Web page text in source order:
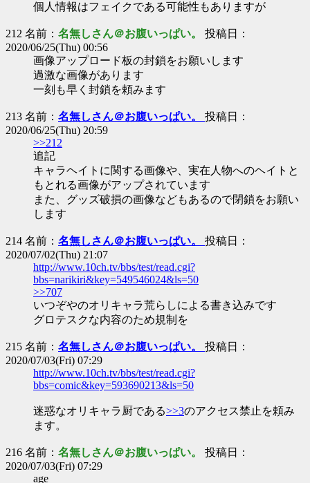
個人情報はフェイクである可能性もありますが
212 名前： 名無しさん＠お腹いっぱい。 投稿日：
2020/06/25(Thu) 00:56
画像アップロード板の封鎖をお願いします
過激な画像があります
一刻も早く封鎖を頼みます
213 名前： 名無しさん＠お腹いっぱい。 投稿日：
2020/06/25(Thu) 20:59
>>212
追記
キャラヘイトに関する画像や、実在人物へのヘイトと
もとれる画像がアップされています
また、グッズ破損の画像などもあるので閉鎖をお願い
します
214 名前： 名無しさん＠お腹いっぱい。 投稿日：
2020/07/02(Thu) 21:07
http://www.10ch.tv/bbs/test/read.cgi?
bbs=narikiri&key=549546024&ls=50
>>707
いつぞやのオリキャラ荒らしによる書き込みです
グロテスクな内容のため規制を
215 名前： 名無しさん＠お腹いっぱい。 投稿日：
2020/07/03(Fri) 07:29
http://www.10ch.tv/bbs/test/read.cgi?
bbs=comic&key=593690213&ls=50
迷惑なオリキャラ厨である>>3のアクセス禁止を頼み
ます。
216 名前： 名無しさん＠お腹いっぱい。 投稿日：
2020/07/03(Fri) 07:29
age